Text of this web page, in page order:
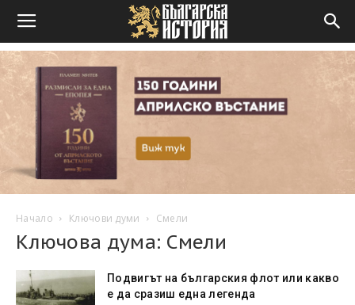
Начало Ключови думи Смели
Ключова дума: Смели
Подвигът на българския флот или какво
е да сразиш една легенда